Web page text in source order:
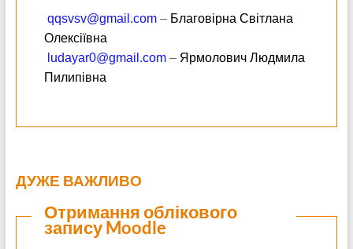
qqsvsv@gmail.com – Благовірна Світлана
Олексіївна
ludayar0@gmail.com– Ярмолович Людмила
Пилипівна
ДУЖЕ ВАЖЛИВО
Отримання облікового
запису Moodle